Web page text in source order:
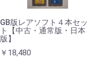
GB版レアソフト４本セッ
ト【中古・通常版・日本
版】
￥18,480